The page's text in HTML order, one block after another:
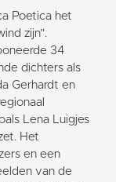
Poetica het
zijn”.
34
dichters als
Gerhardt en
Lena Luigjes
Het
en een
van de